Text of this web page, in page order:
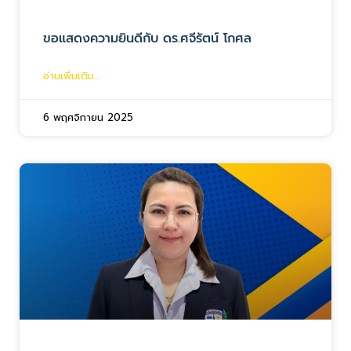
ขอแสดงความยินดีกับ ดร.ศจีรัตน์ โกศล
อ่านเพิ่มเติม...
6 พฤศจิกายน 2025